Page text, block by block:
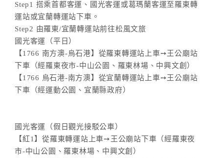
Step1 搭乘首都客運、國光客運或葛瑪蘭客運至羅東轉
運站或宜蘭轉運站下車。
Step2 由羅東/宜蘭轉運站前往松風文旅
國光客運（平日）
【1766 南方澳-烏石港】從羅東轉運站上車➙王公廟站
下車（經羅東夜市-中山公園、羅東林場、中興文創）
【1766 烏石港-南方澳】從宜蘭轉運站上車➙王公廟站
下車（經運動公園、宜蘭縣政府）
國光客運（假日觀光接駁公車）
【紅1】從羅東轉運站上車➙王公廟站下車（經羅東夜
市-中山公園、羅東林場、中興文創）